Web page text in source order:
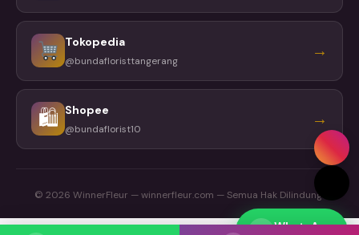
Tokopedia
@bundafloristtangerang →
🛍 Shopee
@bundaflorist10 →
© 2026 WinnerFleur — winnerfleur.com — Semua Hak Dilindungi
WhatsApp